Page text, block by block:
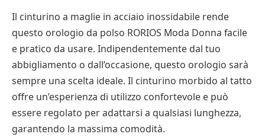
Il cinturino a maglie in acciaio inossidabile rende
questo orologio da polso RORIOS Moda Donna facile
e pratico da usare. Indipendentemente dal tuo
abbigliamento o dall’occasione, questo orologio sarà
sempre una scelta ideale. Il cinturino morbido al tatto
offre un’esperienza di utilizzo confortevole e può
essere regolato per adattarsi a qualsiasi lunghezza,
garantendo la massima comodità.